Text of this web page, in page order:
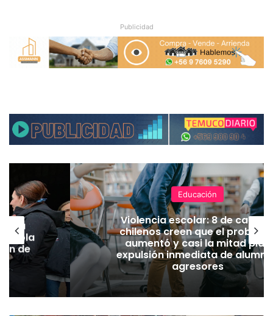
Publicidad
de
Educación
Violencia escolar: 8 de cada
chilenos creen que el
aumentó y casi la mitad pide
expulsión inmediata de
agresores